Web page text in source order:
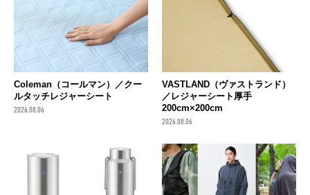
Coleman（コールマン）／クー
ルタッチレジャーシート
2026.08.06
VASTLAND（ヴァストランド）
／レジャーシート厚手
200cm×200cm
2026.08.06